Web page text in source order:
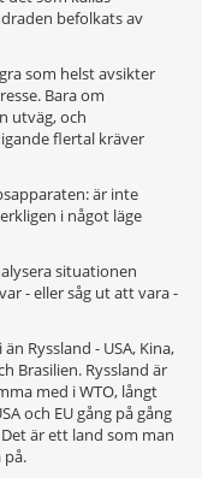
befolkats av
som helst avsikter
Bara om
utväg, och
flertal kräver
är inte
i något läge
situationen
- eller såg ut att vara -
Ryssland - USA, Kina,
Brasilien. Ryssland är
med i WTO, långt
och EU gång på gång
är ett land som man
på.